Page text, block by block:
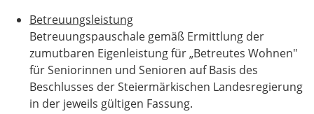
Betreuungsleistung
Betreuungspauschale gemäß Ermittlung der
zumutbaren Eigenleistung für „Betreutes Wohnen"
für Seniorinnen und Senioren auf Basis des
Beschlusses der Steiermärkischen Landesregierung
in der jeweils gültigen Fassung.